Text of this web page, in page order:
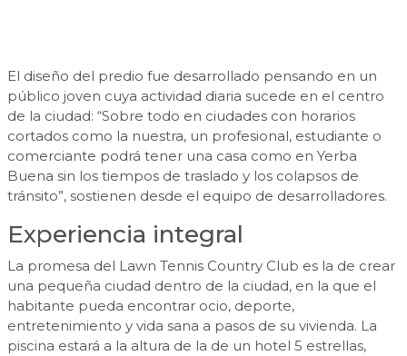
El diseño del predio fue desarrollado pensando en un
público joven cuya actividad diaria sucede en el centro
de la ciudad: “Sobre todo en ciudades con horarios
cortados como la nuestra, un profesional, estudiante o
comerciante podrá tener una casa como en Yerba
Buena sin los tiempos de traslado y los colapsos de
tránsito”, sostienen desde el equipo de desarrolladores.
Experiencia integral
La promesa del Lawn Tennis Country Club es la de crear
una pequeña ciudad dentro de la ciudad, en la que el
habitante pueda encontrar ocio, deporte,
entretenimiento y vida sana a pasos de su vivienda. La
piscina estará a la altura de la de un hotel 5 estrellas,